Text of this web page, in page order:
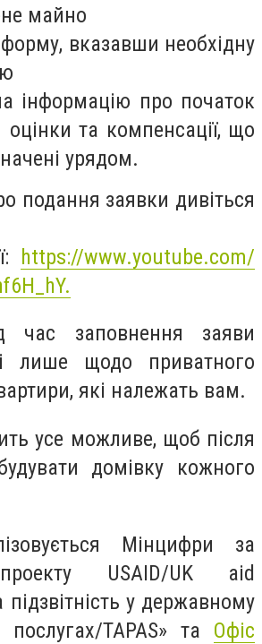
майно
вказавши необхідну
інформацію про початок
оцінки та компенсації, що
урядом.
подання заявки дивіться
https://www.youtube.com/
час заповнення заяви
лише щодо приватного
які належать вам.
усе можливе, щоб після
домівку кожного
Мінцифри за
USAID/UK aid
підзвітність у державному
послугах/TAPAS» та Офіс